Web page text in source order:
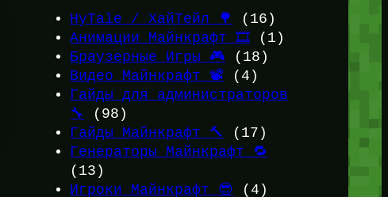
HyTale / ХайТейл 🌳
(16)
Анимации Майнкрафт 🎞️ (1)
Браузерные Игры 🎮 (18)
Видео Майнкрафт 📽️ (4)
Гайды для администраторов
🔧
(98)
Гайды Майнкрафт 🔨
(17)
Генераторы Майнкрафт 🔁
(13)
Игроки Майнкрафт 😎 (4)